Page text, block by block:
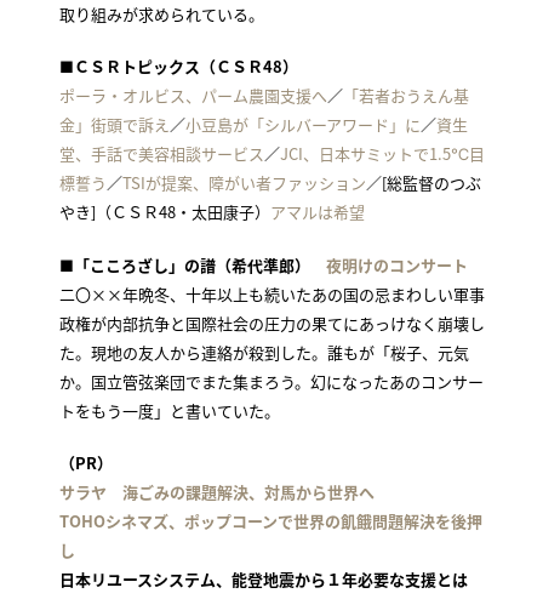
取り組みが求められている。
■ＣＳＲトピックス（ＣＳＲ48）
ポーラ・オルビス、パーム農園支援へ／「若者おうえん基
金」街頭で訴え ／小豆島が「シルバーアワード」に／資生
堂、手話で美容相談サービス／JCI、日本サミットで1.5℃目
標誓う／TSIが提案、障がい者ファッション／[総監督のつぶ
やき]（ＣＳＲ48・太田康子） アマルは希望
■「こころざし」の譜（希代準郎） 夜明けのコンサート
二〇××年晩冬、十年以上も続いたあの国の忌まわしい軍事
政権が内部抗争と国際社会の圧力の果てにあっけなく崩壊し
た。現地の友人から連絡が殺到した。誰もが「桜子、元気
か。国立管弦楽団でまた集まろう。幻になったあのコンサー
トをもう一度」と書いていた。
（PR）
サラヤ 海ごみの課題解決、対馬から世界へ
TOHOシネマズ、ポップコーンで世界の飢餓問題解決を後押
し
日本リユースシステム、能登地震から１年必要な支援とは